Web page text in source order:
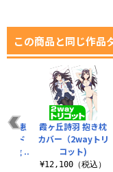
この商品と同じ作品
藤恵
ンド
..
霞ヶ丘詩羽 抱き枕
カバー（2wayトリ
コット)
¥12,100（税込）